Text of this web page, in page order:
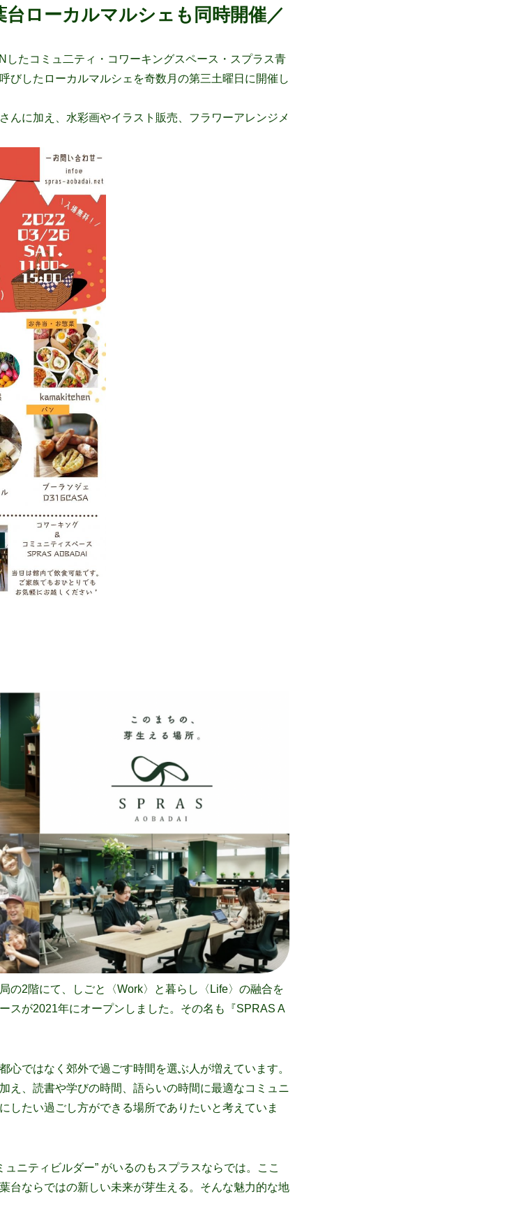
ローカルマルシェも同時開催／
たコミュ二ティ・コワーキングスペース・スプラス青
びしたローカルマルシェを奇数月の第三土曜日に開催し
んに加え、水彩画やイラスト販売、フラワーアレンジメ
の2階にて、しごと〈Work〉と暮らし〈Life〉の融合を
スが2021年にオープンしました。その名も『SPRAS A
心ではなく郊外で過ごす時間を選ぶ人が増えています。
え、読書や学びの時間、語らいの時間に最適なコミュニ
したい過ごし方ができる場所でありたいと考えていま
ニティビルダー” がいるのもスプラスならでは。ここ
台ならではの新しい未来が芽生える。そんな魅力的な地